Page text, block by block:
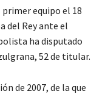
equipo el 18
del Rey ante el
ha disputado
52 de titular.
de 2007, de la que